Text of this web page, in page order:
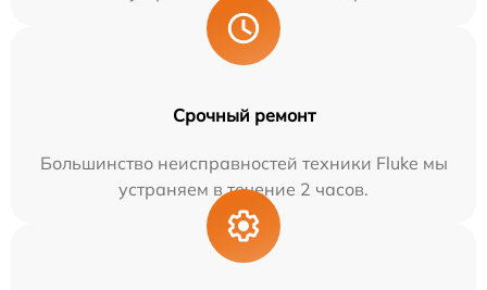
Срочный ремонт
Большинство неисправностей техники Fluke мы
устраняем в течение 2 часов.